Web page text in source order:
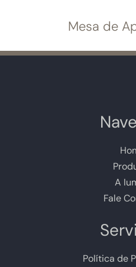
Mesa de
A
Fale
Política de